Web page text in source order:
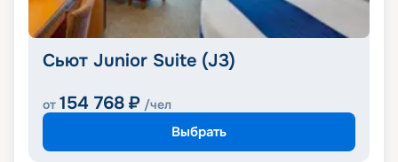
Сьют Junior Suite (J3)
от 154 768 ₽ /чел
Выбрать